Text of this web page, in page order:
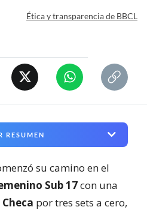
Ética y transparencia de BBCL
RESUMEN
su camino en el
Sub 17con una
por tres sets a cero,